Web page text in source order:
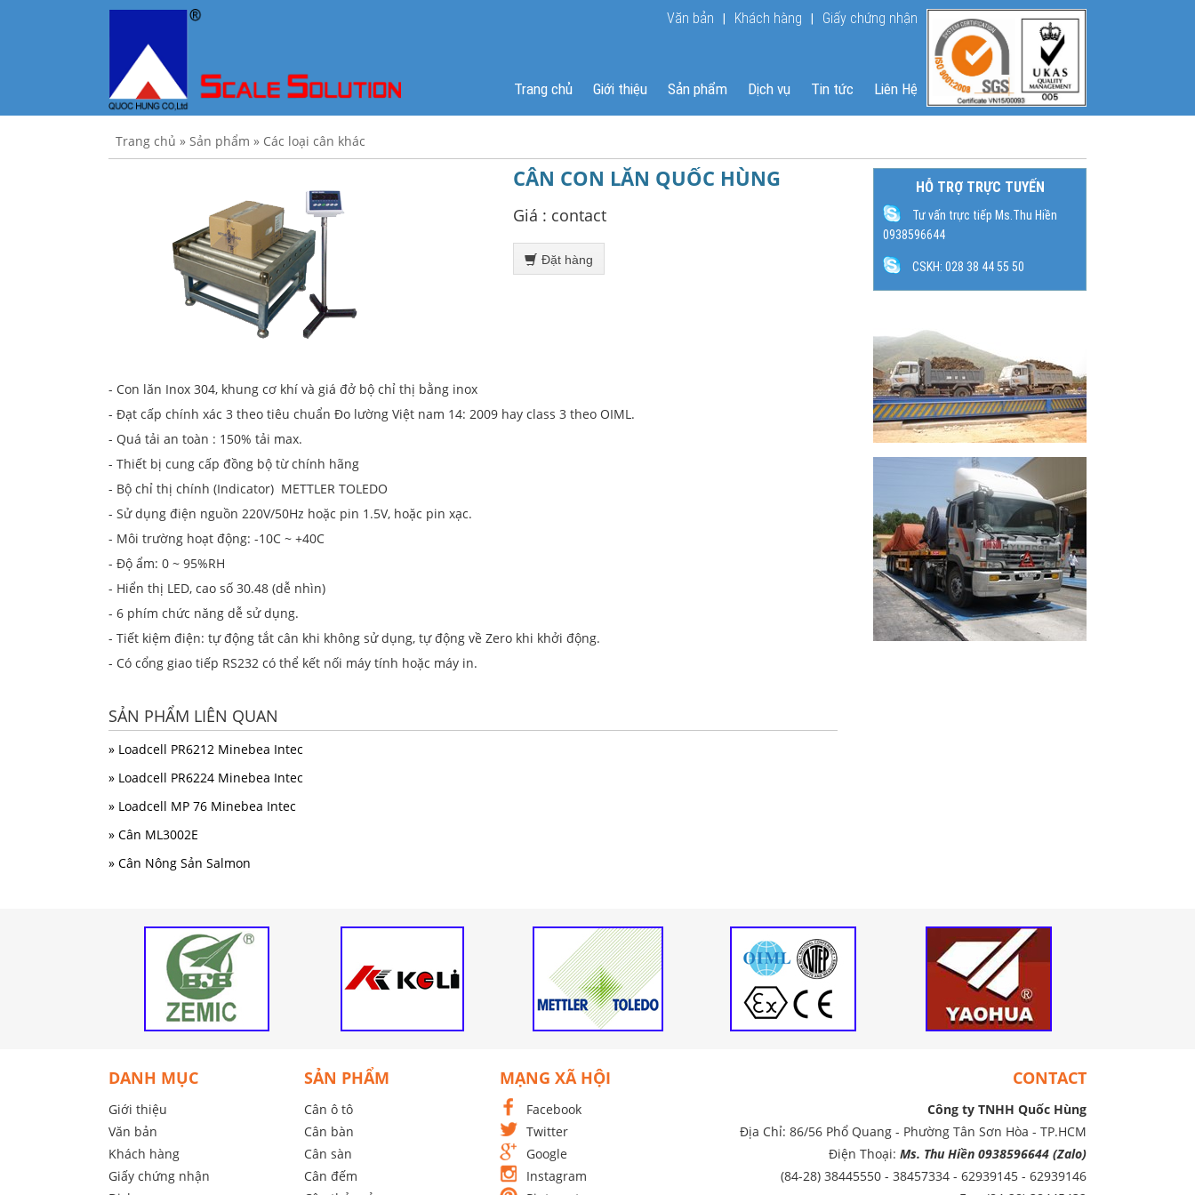
Văn bản Khách hàng Giấy chứng nhận
Trang chủ Giới thiệu Sản phẩm Dịch vụ Tin tức Liên Hệ
Trang chủ » Sản phẩm » Các loại cân khác
CÂN CON LĂN QUỐC HÙNG
Giá : contact
Đặt hàng
- Con lăn Inox 304, khung cơ khí và giá đở bộ chỉ thị bằng inox
- Đạt cấp chính xác 3 theo tiêu chuẩn Đo lường Việt nam 14: 2009 hay class 3 theo OIML.
- Quá tải an toàn : 150% tải max.
- Thiết bị cung cấp đồng bộ từ chính hãng
- Bộ chỉ thị chính (Indicator) METTLER TOLEDO
- Sử dụng điện nguồn 220V/50Hz hoặc pin 1.5V, hoặc pin xạc.
- Môi trường hoạt động: -10C ~ +40C
- Độ ẩm: 0 ~ 95%RH
- Hiển thị LED, cao số 30.48 (dễ nhìn)
- 6 phím chức năng dễ sử dụng.
- Tiết kiệm điện: tự động tắt cân khi không sử dụng, tự động về Zero khi khởi động.
- Có cổng giao tiếp RS232 có thể kết nối máy tính hoặc máy in.
SẢN PHẨM LIÊN QUAN
» Loadcell PR6212 Minebea Intec
» Loadcell PR6224 Minebea Intec
» Loadcell MP 76 Minebea Intec
» Cân ML3002E
» Cân Nông Sản Salmon
HỖ TRỢ TRỰC TUYẾN
Tư vấn trực tiếp Ms.Thu Hiền
0938596644
CSKH: 028 38 44 55 50
DANH MỤC
Giới thiệu
Văn bản
Khách hàng
Giấy chứng nhận
SẢN PHẨM
Cân ô tô
Cân bàn
Cân sàn
Cân đếm
MẠNG XÃ HỘI
Facebook
Twitter
Google
Instagram
CONTACT
Công ty TNHH Quốc Hùng
Địa Chỉ: 86/56 Phổ Quang - Phường Tân Sơn Hòa - TP.HCM
Điện Thoại: Ms. Thu Hiền 0938596644 (Zalo)
(84-28) 38445550 - 38457334 - 62939145 - 62939146
Đang online : 163
Lượt truy cập : 600508